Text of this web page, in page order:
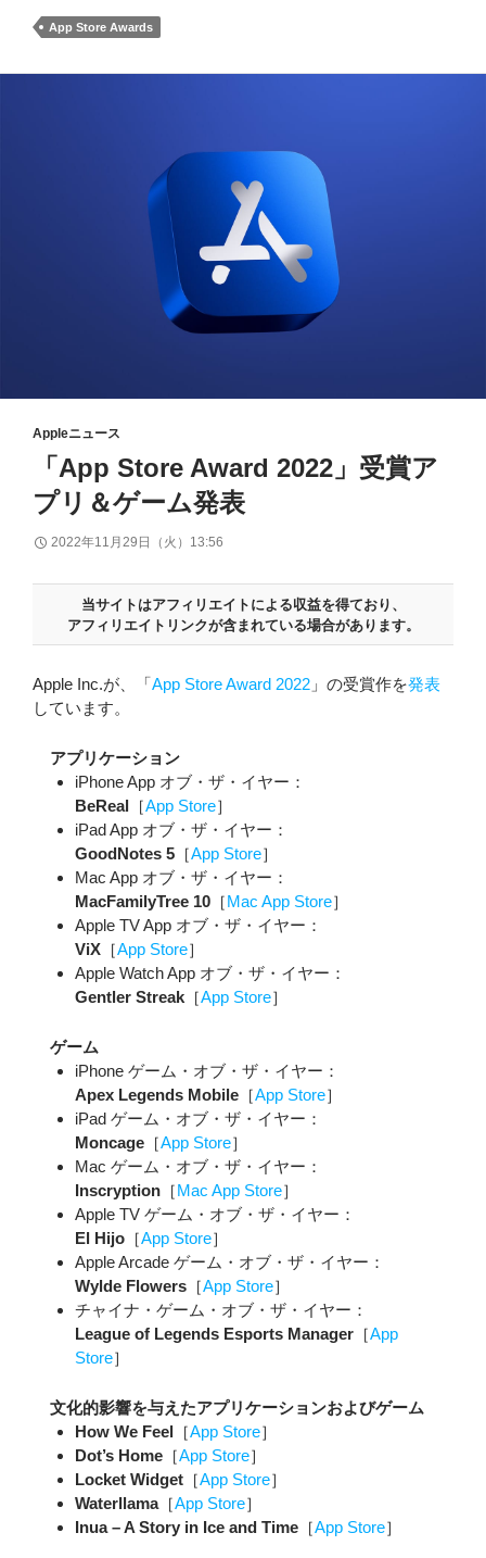
App Store Awards
Appleニュース
「App Store Award 2022」受賞ア
プリ＆ゲーム発表
2022年11月29日（火）13:56
当サイトはアフィリエイトによる収益を得ており、
アフィリエイトリンクが含まれている場合があります。
Apple Inc.が、「App Store Award 2022 」の受賞作を発表
しています。
アプリケーション
iPhone App オブ・ザ・イヤー：
BeReal ［App Store］
iPad App オブ・ザ・イヤー：
GoodNotes 5 ［App Store］
Mac App オブ・ザ・イヤー：
MacFamilyTree 10 ［Mac App Store］
Apple TV App オブ・ザ・イヤー：
ViX ［App Store］
Apple Watch App オブ・ザ・イヤー：
Gentler Streak ［App Store］
ゲーム
iPhone ゲーム・オブ・ザ・イヤー：
Apex Legends Mobile ［App Store］
iPad ゲーム・オブ・ザ・イヤー：
Moncage ［App Store］
Mac ゲーム・オブ・ザ・イヤー：
Inscryption ［Mac App Store］
Apple TV ゲーム・オブ・ザ・イヤー：
El Hijo ［App Store］
Apple Arcade ゲーム・オブ・ザ・イヤー：
Wylde Flowers ［App Store］
チャイナ・ゲーム・オブ・ザ・イヤー：
League of Legends Esports Manager ［App
Store］
文化的影響を与えたアプリケーションおよびゲーム
How We Feel ［App Store］
Dot’s Home ［App Store］
Locket Widget ［App Store］
Waterllama［App Store］
Inua – A Story in Ice and Time ［App Store］